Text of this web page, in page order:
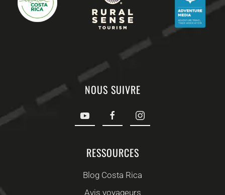
NOUS SUIVRE
RESSOURCES
Blog Costa Rica
Avis voyageurs